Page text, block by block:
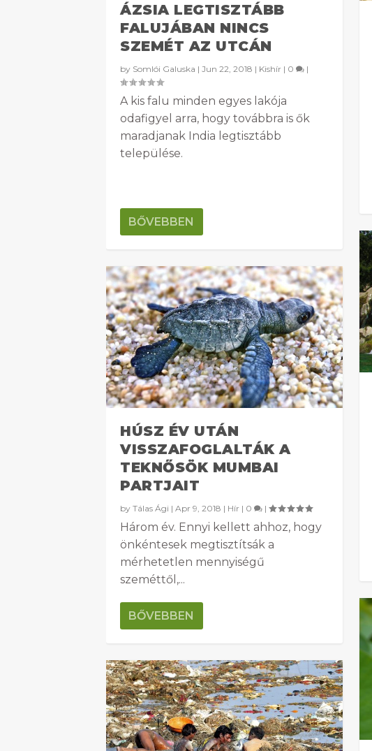
ÁZSIA LEGTISZTÁBB
FALUJÁBAN NINCS
SZEMÉT AZ UTCÁN
by Somlói Galuska | Jun 22, 2018 | Kishír | 0 |
A kis falu minden egyes lakója
odafigyel arra, hogy továbbra is ők
maradjanak India legtisztább
települése.
BŐVEBBEN
HÚSZ ÉV UTÁN
VISSZAFOGLALTÁK A
TEKNŐSÖK MUMBAI
PARTJAIT
by Tálas Ági | Apr 9, 2018 | Hír | 0 |
Három év. Ennyi kellett ahhoz, hogy
önkéntesek megtisztítsák a
mérhetetlen mennyiségű
szeméttől,...
BŐVEBBEN